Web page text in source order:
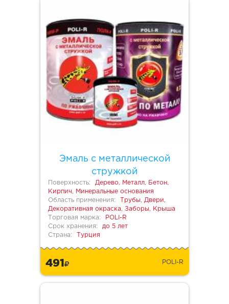
Эмаль с металлической
стружкой
Поверхность:
Дерево, Металл, Бетон,
Кирпич, Минеральные основания
Область применения:
Трубы, Двери,
Декоративная окраска, Заборы, Крыша
Торговая марка:
POLI-R
Срок хранения:
до 5 лет
Страна:
Турция
491 POLI-R